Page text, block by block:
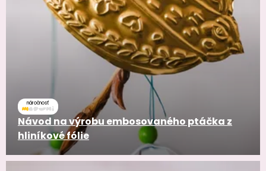
náročnosť
Návod na výrobu embosovaného ptáčka z
hliníkové fólie